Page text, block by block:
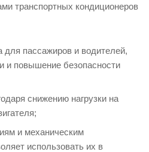
транспортных кондиционеров
пассажиров и водителей,
и повышение безопасности
снижению нагрузки на
и механическим
использовать их в